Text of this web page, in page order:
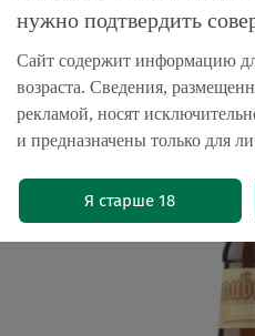
Главная Пиво импортное
Пиво Мушкетеры
The Musketeers
0.33 - стекло
(0)
нужно подтвердить
Сайт содержит информацию
возраста. Сведения,
рекламой, носят
и предназначены только для
Я старше 18